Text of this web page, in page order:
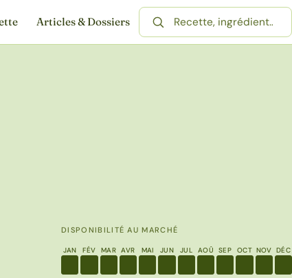
Articles & Dossiers
Rechercher une recette
DISPONIBILITÉ AU MARCHÉ
JAN FÉV MAR AVR MAI JUN JUL AOÛ SEP OCT NOV DÉC